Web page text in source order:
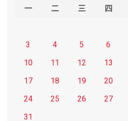
一 二 三 四
3
4 5 6
10
11 12 13
17
18 19 20
24
25 26 27
31